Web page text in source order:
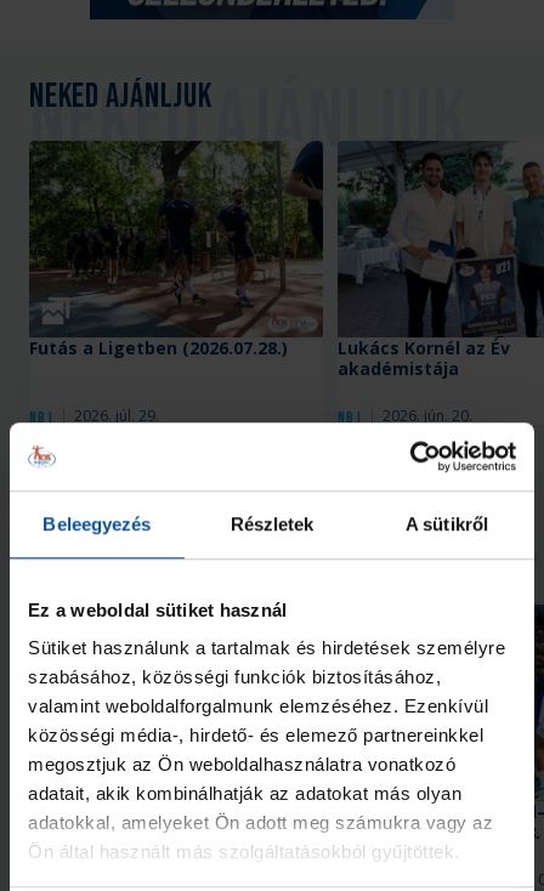
Beleegyezés Részletek A sütikről
Ez a weboldal sütiket használ
Sütiket használunk a tartalmak és hirdetések személyre
szabásához, közösségi funkciók biztosításához,
valamint weboldalforgalmunk elemzéséhez. Ezenkívül
közösségi média-, hirdető- és elemező partnereinkkel
megosztjuk az Ön weboldalhasználatra vonatkozó
adatait, akik kombinálhatják az adatokat más olyan
adatokkal, amelyeket Ön adott meg számukra vagy az
Ön által használt más szolgáltatásokból gyűjtöttek.
Neked ajánljuk
Megnézem az összeset
Galéria
NB I 2026. júl. 29.
Futás a Ligetben (2026.07.28.)
NB I 2026. jún. 20.
Lukács Kornél az Év
akadémistája
További friss hírek
Hello, Mórahalom! Szerdán
#kékek Tour!
Galéria
2026. aug.
OTP Bank-PICK
Nantes 34–35 (2026. 08.